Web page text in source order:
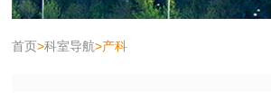
首页>科室导航>产科